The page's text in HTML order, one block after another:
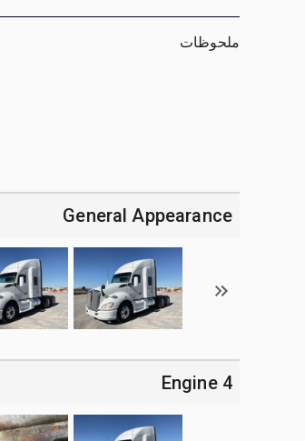
ملحوظات
General Appearance
4 Engine